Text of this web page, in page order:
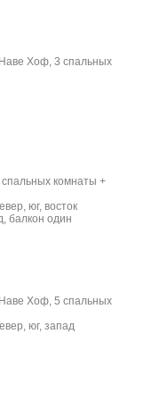
Хоф, 3 спальных
комнаты +
юг, восток
балкон один
Хоф, 5 спальных
юг, запад